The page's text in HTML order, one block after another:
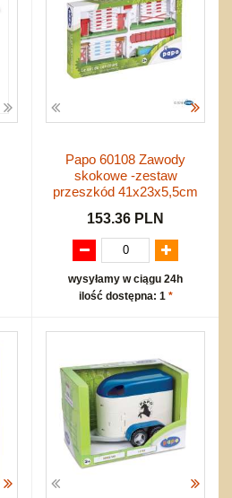
Papo 60108 Zawody
skokowe -zestaw
przeszkód 41x23x5,5cm
153.36 PLN
wysyłamy w ciągu 24h
ilość dostępna: 1 *